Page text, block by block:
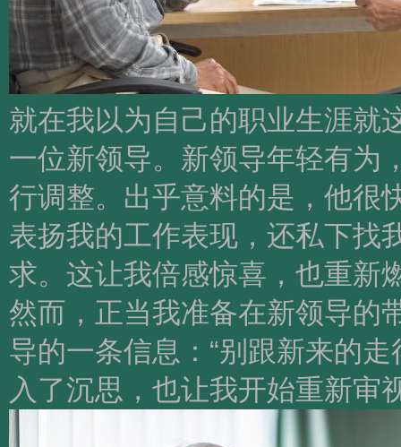
就在我以为自己的职业生涯就
一位新领导。新领导年轻有为
行调整。出乎意料的是，他很
表扬我的工作表现，还私下找
求。这让我倍感惊喜，也重新
然而，正当我准备在新领导的
导的一条信息：“别跟新来的
入了沉思，也让我开始重新审